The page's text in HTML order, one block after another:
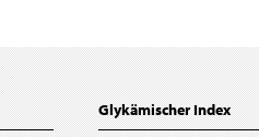
Glykämischer Index